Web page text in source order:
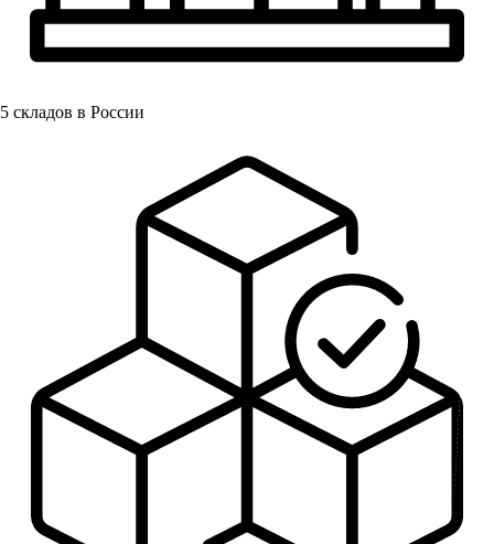
5 складов в России